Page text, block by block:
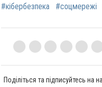
#кібербезпека #соцмережі
Поділіться та підписуйтесь на